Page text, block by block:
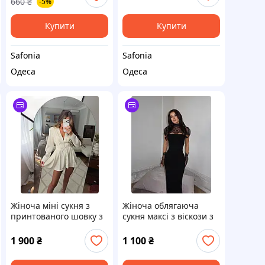
Купити
Safonia
Одеса
Купити
Safonia
Одеса
Жіноча міні сукня з
принтованого шовку з
0210
1 900₴
Жіноча облягаюча
сукня максі з віскози з
мереживом коміром та
декоративними
манжетами SF 0210
1 100₴